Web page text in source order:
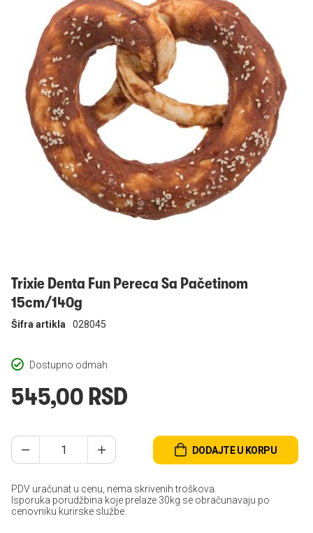
Akcija!
Prijavi se
Trixie Denta Fun Pereca Sa Pačetinom
15cm/140g
Dostupno odmah
Šifra artikla 028045
545,00 RSD
DODAJTE U KORPU
PDV uračunat u cenu, nema skrivenih troškova.
Isporuka porudžbina koje prelaze 30kg se obračunavaju po
cenovniku kurirske službe.